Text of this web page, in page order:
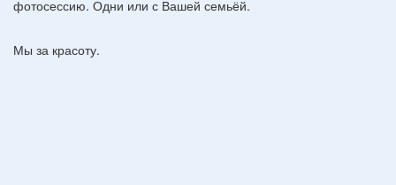
фотосессию. Одни или с Вашей семьёй.
Мы за красоту.